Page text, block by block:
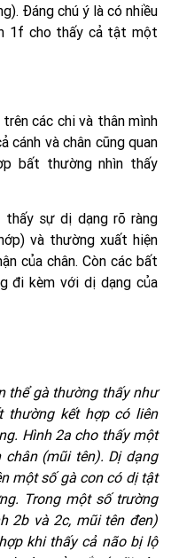
Đáng chú ý là có nhiều
1f cho thấy cả tật một
các chi và thân mình
cánh và chân cũng quan
bất thường nhìn thấy
sự dị dạng rõ ràng
và thường xuất hiện
của chân. Còn các bất
đi kèm với dị dạng của
thể gà thường thấy như
thường kết hợp có liên
Hình 2a cho thấy một
(mũi tên). Dị dạng
một số gà con có dị tật
Trong một số trường
2b và 2c, mũi tên đen)
khi thấy cả não bị lộ